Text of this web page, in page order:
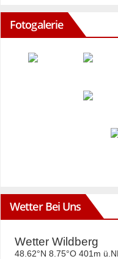
Fotogalerie
Wetter Bei Uns